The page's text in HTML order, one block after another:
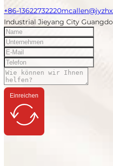
+86-13622732220
Industrial Jieyang City
Einreichen